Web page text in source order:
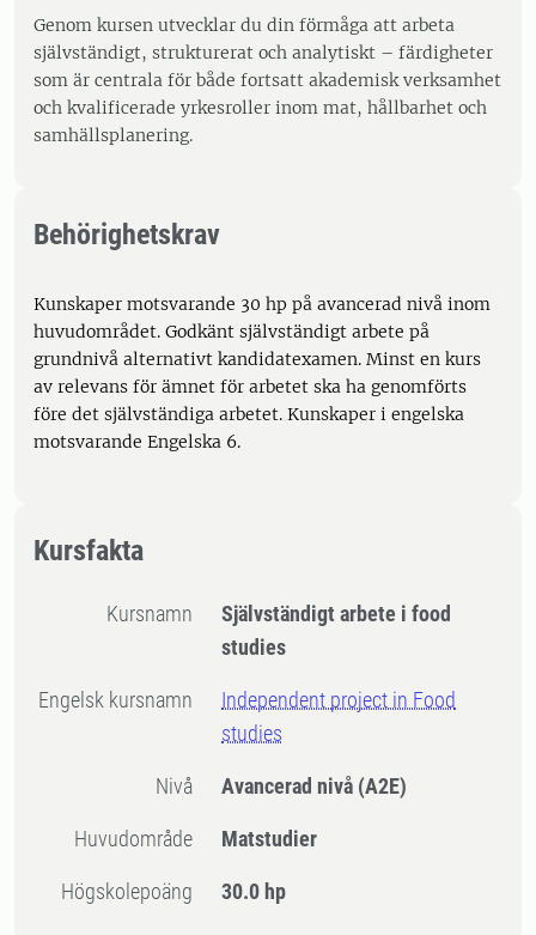
Genom kursen utvecklar du din förmåga att arbeta
självständigt, strukturerat och analytiskt – färdigheter
som är centrala för både fortsatt akademisk verksamhet
och kvalificerade yrkesroller inom mat, hållbarhet och
samhällsplanering.
Behörighetskrav
Kunskaper motsvarande 30 hp på avancerad nivå inom
huvudområdet. Godkänt självständigt arbete på
grundnivå alternativt kandidatexamen. Minst en kurs
av relevans för ämnet för arbetet ska ha genomförts
före det självständiga arbetet. Kunskaper i engelska
motsvarande Engelska 6.
Kursfakta
Kursnamn
Självständigt arbete i food
studies
Engelsk kursnamn
Independent project in Food
studies
Nivå Avancerad nivå (A2E)
Huvudområde Matstudier
högskolepoäng 30.0 hp